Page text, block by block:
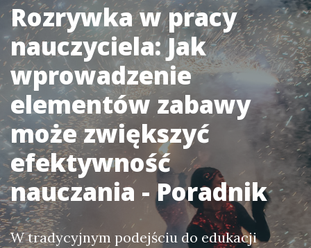
Rozrywka w pracy
nauczyciela: Jak
wprowadzenie
elementów zabawy
może zwiększyć
efektywność
nauczania - Poradnik
W tradycyjnym podejściu do edukacji